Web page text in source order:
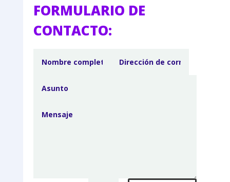
FORMULARIO DE
CONTACTO: